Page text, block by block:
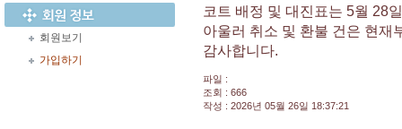
회원보기
가입하기
코트 배정 및 대진표는 5월 28
아울러 취소 및 환불 건은 현재
감사합니다.
파일 :
조회 : 666
작성 : 2026년 05월 26일 18:37:21